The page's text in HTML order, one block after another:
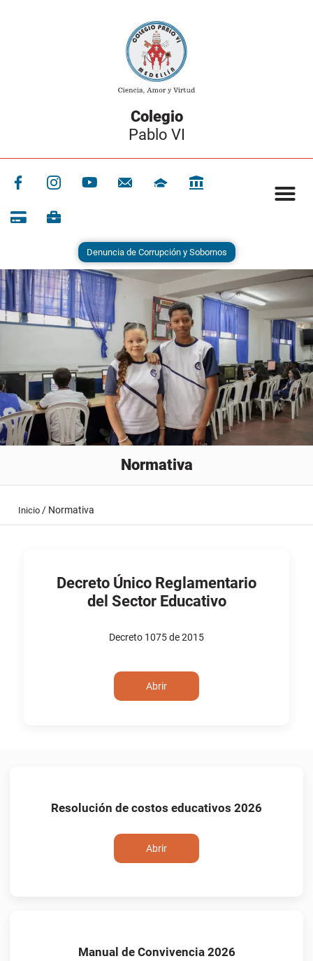
Colegio
Pablo VI
Denuncia de Corrupción y Sobornos
Normativa
Inicio / Normativa
Decreto Único Reglamentario
del Sector Educativo
Decreto 1075 de 2015
Abrir
Resolución de costos educativos 2026
Abrir
Manual de Convivencia 2026